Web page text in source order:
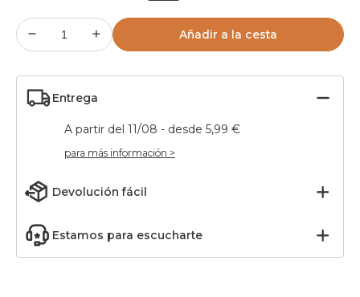
Añadir a la cesta
Entrega
A partir del 11/08 - desde 5,99 €
para más información >
Devolución fácil
Estamos para escucharte